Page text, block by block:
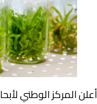
أعلن المركز الوطني